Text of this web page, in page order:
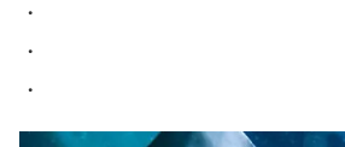
・
・
・